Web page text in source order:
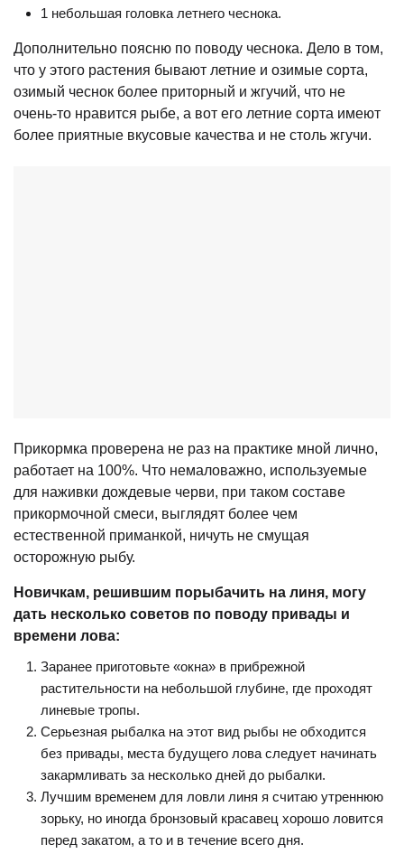
1 небольшая головка летнего чеснока.
Дополнительно поясню по поводу чеснока. Дело в том,
что у этого растения бывают летние и озимые сорта,
озимый чеснок более приторный и жгучий, что не
очень-то нравится рыбе, а вот его летние сорта имеют
более приятные вкусовые качества и не столь жгучи.
Прикормка проверена не раз на практике мной лично,
работает на 100%. Что немаловажно, используемые
для наживки дождевые черви, при таком составе
прикормочной смеси, выглядят более чем
естественной приманкой, ничуть не смущая
осторожную рыбу.
Новичкам, решившим порыбачить на линя, могу
дать несколько советов по поводу привады и
времени лова:
Заранее приготовьте «окна» в прибрежной
растительности на небольшой глубине, где проходят
линевые тропы.
Серьезная рыбалка на этот вид рыбы не обходится
без привады, места будущего лова следует начинать
закармливать за несколько дней до рыбалки.
Лучшим временем для ловли линя я считаю утреннюю
зорьку, но иногда бронзовый красавец хорошо ловится
перед закатом, а то и в течение всего дня.